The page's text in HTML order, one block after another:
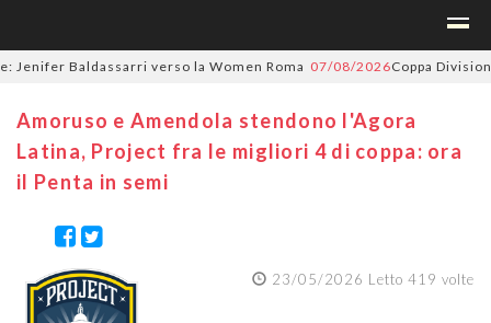
Baldassarri verso la Women Roma 07/08/2026Coppa Divisione,
Amoruso e Amendola stendono l'Agora
Latina, Project fra le migliori 4 di coppa: ora
il Penta in semi
23/05/2026 Letto 419 volte